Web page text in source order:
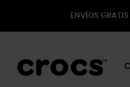
ENVÍOS GRATIS